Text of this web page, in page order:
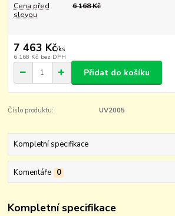
Cena před
slevou
6 168 Kč
7 463 Kč/ks
6 168 Kč bez DPH
Přidat do košíku
Číslo produktu: UV2005
Kompletní specifikace
Komentáře 0
Kompletní specifikace